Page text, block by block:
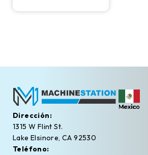
Dirección:
1315 W Flint St.
Lake Elsinore, CA 92530
Teléfono: